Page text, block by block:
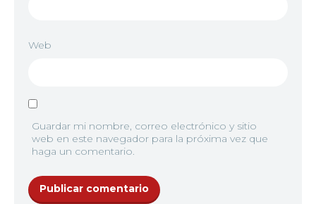
Web
Guardar mi nombre, correo electrónico y sitio
web en este navegador para la próxima vez que
haga un comentario.